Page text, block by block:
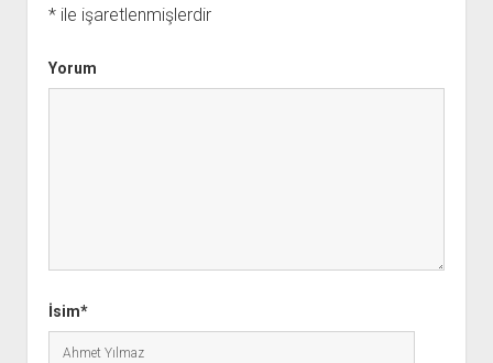
*ile işaretlenmişlerdir
Yorum
İsim*